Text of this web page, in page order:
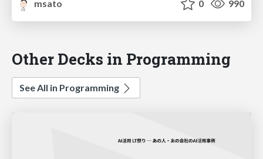
msato
0 990
Other Decks in Programming
See All in Programming